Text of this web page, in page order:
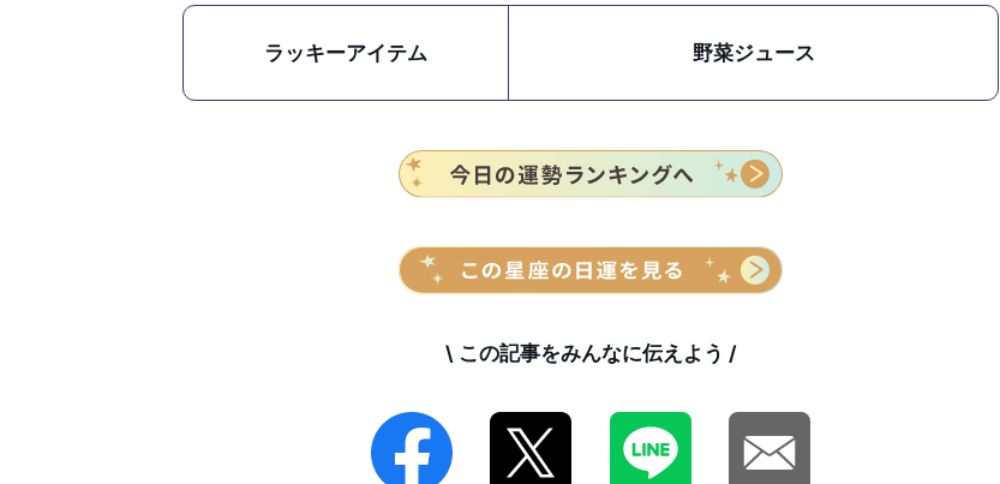
ラッキーアイテム 野菜ジュース
\ この記事をみんなに伝えよう /